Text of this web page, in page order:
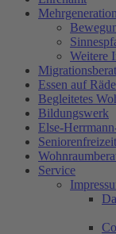
Weitere
Essen auf
Begleitetes
Bildungswerk
Else-
Service